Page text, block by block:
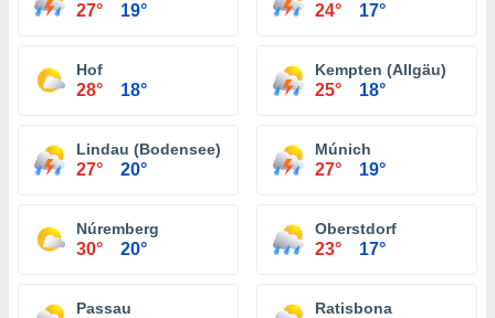
27° 19° 24° 17°
Hof
28° 18°
Kempten (Allgäu)
25° 18°
Lindau (Bodensee)
27° 20°
Múnich
27° 19°
Núremberg
30° 20°
Oberstdorf
23° 17°
Passau Ratisbona